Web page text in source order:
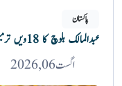
پاکستان
عبدالمالک بلوچ کا 18ویں ترمیم کے تحفظ پر زور
اگست 06, 2026